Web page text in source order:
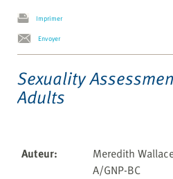
Imprimer
Envoyer
Sexuality
Adults
Auteur:
Meredith
A/GNP-BC